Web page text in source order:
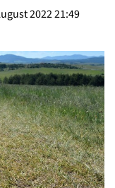
2022 21:49